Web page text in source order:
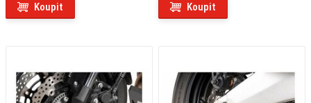
Koupit Koupit